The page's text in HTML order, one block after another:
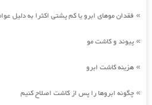
» فقدان موهای ابرو یا کم پشتی اکثرا به دلیل
» پیوند و کاشت مو
» هزینه کاشت ابرو
» چگونه ابروها را پس از کاشت اصلاح کنیم